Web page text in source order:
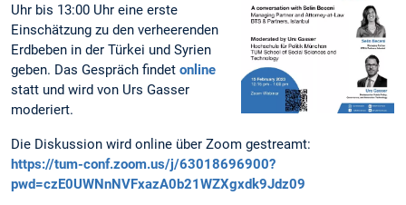
Uhr bis 13:00 Uhr eine erste
Einschätzung zu den verheerenden
Erdbeben in der Türkei und Syrien
geben. Das Gespräch findet online
statt und wird von Urs Gasser
moderiert.
Die Diskussion wird online über Zoom gestreamt:
https://tum-conf.zoom.us/j/63018696900?
pwd=czE0UWNnNVFxazA0b21WZXgxdk9Jdz09